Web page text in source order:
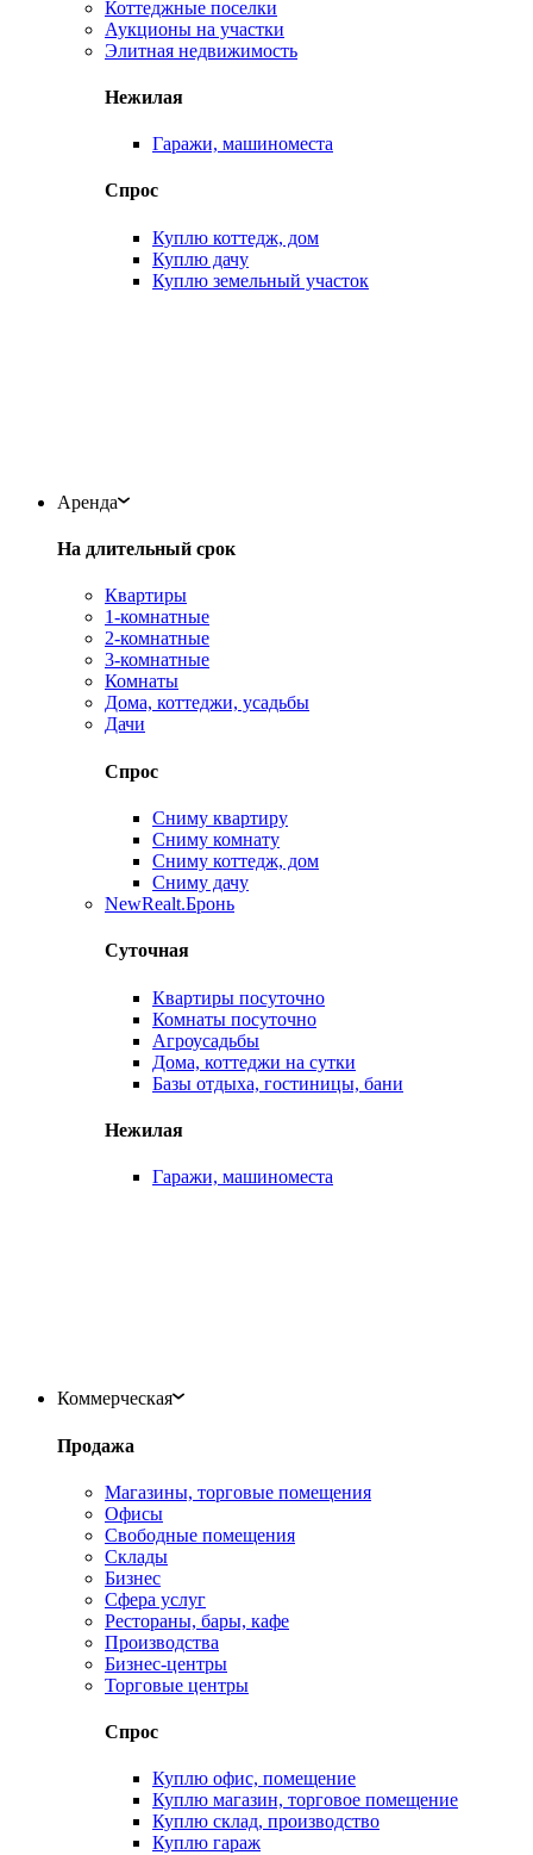
Коттеджные поселки
Аукционы на участки
Элитная недвижимость
Нежилая
Гаражи, машиноместа
Спрос
Куплю коттедж, дом
Куплю дачу
Куплю земельный участок
Аренда
На длительный срок
Квартиры
1-комнатные
2-комнатные
3-комнатные
Комнаты
Дома, коттеджи, усадьбы
Дачи
Спрос
Сниму квартиру
Сниму комнату
Сниму коттедж, дом
Сниму дачу
NewRealt.Бронь
Суточная
Квартиры посуточно
Комнаты посуточно
Агроусадьбы
Дома, коттеджи на сутки
Базы отдыха, гостиницы, бани
Нежилая
Гаражи, машиноместа
Коммерческая
Продажа
Магазины, торговые помещения
Офисы
Свободные помещения
Склады
Бизнес
Сфера услуг
Рестораны, бары, кафе
Производства
Бизнес-центры
Торговые центры
Спрос
Куплю офис, помещение
Куплю магазин, торговое помещение
Куплю склад, производство
Куплю гараж